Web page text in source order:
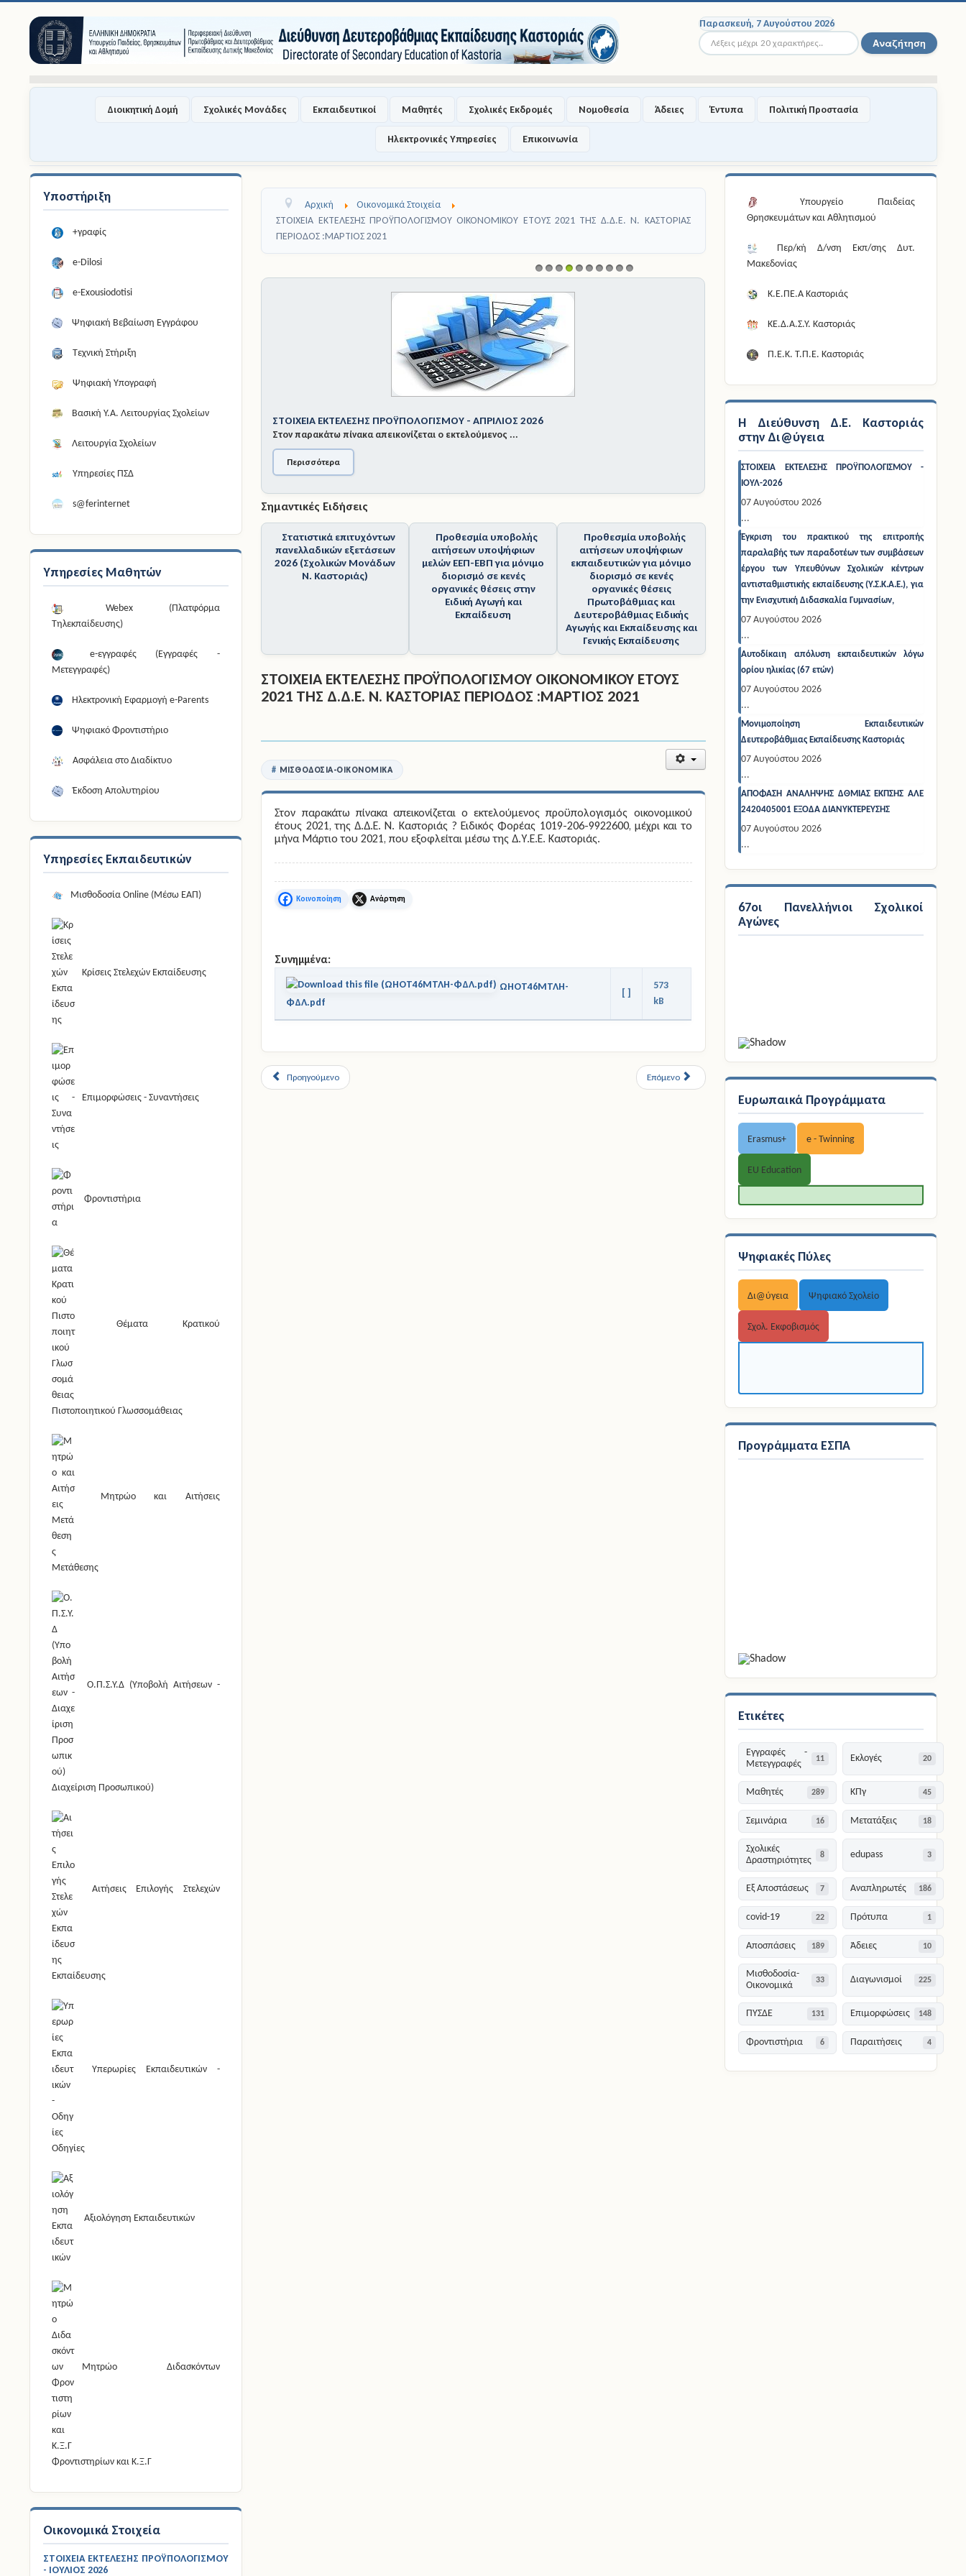
Παρασκευή, 7 Αυγούστου 2026
Αναζήτηση... Αναζήτηση
Διοικητική Δομή Σχολικές Μονάδες Εκπαιδευτικοί Μαθητές Σχολικές Εκδρομές Νομοθεσία Άδειες Έντυπα Πολιτική Προστασία
Ηλεκτρονικές Υπηρεσίες Επικοινωνία
Υποστήριξη
+γραφίς
e-Dilosi
e-Exousiodotisi
Ψηφιακή Βεβαίωση Εγγράφου
Τεχνική Στήριξη
Ψηφιακή Υπογραφή
Βασική Υ.Α. Λειτουργίας Σχολείων
Λειτουργία Σχολείων
Υπηρεσίες ΠΣΔ
s@ferinternet
Υπηρεσίες Μαθητών
Webex (Πλατφόρμα
Τηλεκπαίδευσης)
e-εγγραφές (Εγγραφές -
Μετεγγραφές)
Ηλεκτρονική Εφαρμογή e-Parents
Ψηφιακό Φροντιστήριο
Ασφάλεια στο Διαδίκτυο
Έκδοση Απολυτηρίου
Υπηρεσίες Εκπαιδευτικών
Μισθοδοσία Online (Μέσω ΕΑΠ)
Κρίσεις Στελεχών Εκπαίδευσης
Επιμορφώσεις - Συναντήσεις
Φροντιστήρια
Θέματα Κρατικού
Πιστοποιητικού Γλωσσομάθειας
Μητρώο και Αιτήσεις
Μετάθεσης
Ο.Π.Σ.Υ.Δ (Υποβολή Αιτήσεων -
Διαχείριση Προσωπικού)
Αιτήσεις Επιλογής Στελεχών
Εκπαίδευσης
Υπερωρίες Εκπαιδευτικών -
Οδηγίες
Αξιολόγηση Εκπαιδευτικών
Μητρώο Διδασκόντων
Φροντιστηρίων και Κ.Ξ.Γ
Οικονομικά Στοιχεία
ΣΤΟΙΧΕΙΑ ΕΚΤΕΛΕΣΗΣ ΠΡΟΫΠΟΛΟΓΙΣΜΟΥ
- ΙΟΥΛΙΟΣ 2026
Αρχική
Οικονομικά Στοιχεία
ΣΤΟΙΧΕΙΑ ΕΚΤΕΛΕΣΗΣ ΠΡΟΫΠΟΛΟΓΙΣΜΟΥ ΟΙΚΟΝΟΜΙΚΟΥ ΕΤΟΥΣ 2021 ΤΗΣ Δ.Δ.Ε. Ν. ΚΑΣΤΟΡΙΑΣ
ΠΕΡΙΟΔΟΣ :ΜΑΡΤΙΟΣ 2021
1 2 3 4 5 6 7 8 9 1
ΣΤΟΙΧΕΙΑ ΕΚΤΕΛΕΣΗΣ ΠΡΟΫΠΟΛΟΓΙΣΜΟΥ - ΑΠΡΙΛΙΟΣ 2026
Στον παρακάτω πίνακα απεικονίζεται ο εκτελούμενος ...
Περισσότερα
Σημαντικές Ειδήσεις
Στατιστικά επιτυχόντων
πανελλαδικών εξετάσεων
2026 (Σχολικών Μονάδων
Ν. Καστοριάς)
Προθεσμία υποβολής
αιτήσεων υποψήφιων
μελών ΕΕΠ-ΕΒΠ για μόνιμο
διορισμό σε κενές
οργανικές θέσεις στην
Ειδική Αγωγή και
Εκπαίδευση
Προθεσμία υποβολής
αιτήσεων υποψήφιων
εκπαιδευτικών για μόνιμο
διορισμό σε κενές
οργανικές θέσεις
Πρωτοβάθμιας και
Δευτεροβάθμιας Ειδικής
Αγωγής και Εκπαίδευσης και
Γενικής Εκπαίδευσης
ΣΤΟΙΧΕΙΑ ΕΚΤΕΛΕΣΗΣ ΠΡΟΫΠΟΛΟΓΙΣΜΟΥ ΟΙΚΟΝΟΜΙΚΟΥ ΕΤΟΥΣ
2021 ΤΗΣ Δ.Δ.Ε. Ν. ΚΑΣΤΟΡΙΑΣ ΠΕΡΙΟΔΟΣ :ΜΑΡΤΙΟΣ 2021
ΜΙΣΘΟΔΟΣΊΑ-ΟΙΚΟΝΟΜΙΚΆ
Στον παρακάτω πίνακα απεικονίζεται ο εκτελούμενος προϋπολογισμός οικονομικού
έτους 2021, της Δ.Δ.Ε. Ν. Καστοριάς ? Ειδικός Φορέας 1019-206-9922600, μέχρι και το
μήνα Μάρτιο του 2021, που εξοφλείται μέσω της Δ.Υ.Ε.Ε. Καστοριάς.
Facebook X
Συνημμένα:
ΩΗΟΤ46ΜΤΛΗ-
ΦΔΛ.pdf
[ ]
573
kB
Προηγούμενο Επόμενο
Υπουργείο Παιδείας
Θρησκευμάτων και Αθλητισμού
Περ/κή Δ/νση Εκπ/σης Δυτ.
Μακεδονίας
Κ.Ε.ΠΕ.Α Καστοριάς
ΚΕ.Δ.Α.Σ.Υ. Καστοριάς
Π.Ε.Κ. Τ.Π.Ε. Καστοριάς
Η Διεύθυνση Δ.Ε. Καστοριάς
στην Δι@ύγεια
ΣΤΟΙΧΕΙΑ ΕΚΤΕΛΕΣΗΣ ΠΡΟΫΠΟΛΟΓΙΣΜΟΥ -
ΙΟΥΛ-2026
07 Αυγούστου 2026
...
Έγκριση του πρακτικού της επιτροπής
παραλαβής των παραδοτέων των συμβάσεων
έργου των Υπευθύνων Σχολικών κέντρων
αντισταθμιστικής εκπαίδευσης (Υ.Σ.Κ.Α.Ε.), για
την Ενισχυτική Διδασκαλία Γυμνασίων,
07 Αυγούστου 2026
...
Αυτοδίκαιη απόλυση εκπαιδευτικών λόγω
ορίου ηλικίας (67 ετών)
07 Αυγούστου 2026
...
Μονιμοποίηση Εκπαιδευτικών
Δευτεροβάθμιας Εκπαίδευσης Καστοριάς
07 Αυγούστου 2026
...
ΑΠΟΦΑΣΗ ΑΝΑΛΗΨΗΣ ΔΘΜΙΑΣ ΕΚΠΣΗΣ ΑΛΕ
2420405001 ΕΞΟΔΑ ΔΙΑΝΥΚΤΕΡΕΥΣΗΣ
07 Αυγούστου 2026
...
67οι Πανελλήνιοι Σχολικοί
Αγώνες
Ευρωπαικά Προγράμματα
Erasmus+ e - Twinning
EU Education
Ψηφιακές Πύλες
Δι@ύγεια Ψηφιακό Σχολείο
Σχολ. Εκφοβισμός
Προγράμματα ΕΣΠΑ
Ετικέτες
Εγγραφές -
Μετεγγραφές
11 Εκλογές 20
Μαθητές 289 ΚΠγ 45
Σεμινάρια 16 Μετατάξεις 18
Σχολικές
Δραστηριότητες
8 edupass 3
Εξ Αποστάσεως 7 Αναπληρωτές 186
covid-19 22 Πρότυπα 1
Αποσπάσεις 189 Άδειες 10
Μισθοδοσία-
Οικονομικά
33 Διαγωνισμοί 225
ΠΥΣΔΕ 131 Επιμορφώσεις 148
Φροντιστήρια 6 Παραιτήσεις 4